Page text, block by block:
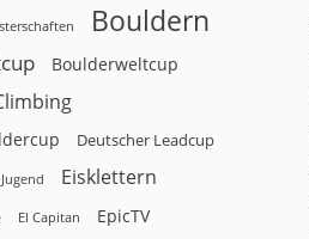
Bouldern
Boulderweltcup
Deutscher Leadcup
Eisklettern
El Capitan EpicTV